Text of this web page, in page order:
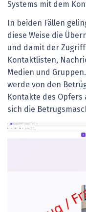
Systems mit dem
In beiden Fällen
diese Weise die
und damit der
Kontaktlisten,
Medien und
werde von den
Kontakte des Opfers
sich die